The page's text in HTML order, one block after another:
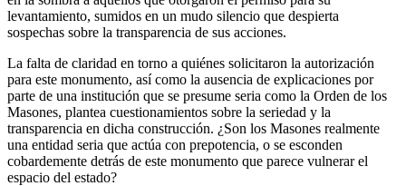
levantamiento, sumidos en un mudo silencio que despierta
sospechas sobre la transparencia de sus acciones.
La falta de claridad en torno a quiénes solicitaron la autorización
para este monumento, así como la ausencia de explicaciones por
parte de una institución que se presume seria como la Orden de los
Masones, plantea cuestionamientos sobre la seriedad y la
transparencia en dicha construcción. ¿Son los Masones realmente
una entidad seria que actúa con prepotencia, o se esconden
cobardemente detrás de este monumento que parece vulnerar el
espacio del estado?